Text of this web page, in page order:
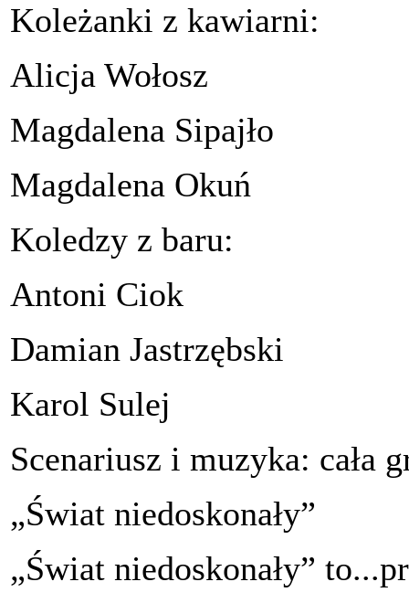
Koleżanki z kawiarni:
Alicja Wołosz
Magdalena Sipajło
Magdalena Okuń
Koledzy z baru:
Antoni Ciok
Damian Jastrzębski
Karol Sulej
Scenariusz i muzyka: cała
„Świat niedoskonały”
„Świat niedoskonały”